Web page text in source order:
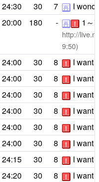
24:30 30 7 再 I
20:00 180 - 再 ！ 1～
http://
9:50)
24:00 30 8 ！
I want
24:00 30 8 ！
I want
24:00 30 8 ！
I want
24:00 30 8 ！
I want
24:00 30 8 ！
I want
24:00 30 8 ！
I want
24:15 30 8 ！
I want
24:20 30 8 ！
I want